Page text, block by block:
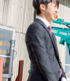
年間休日数
平均残業時
社宅・家賃
出産・育児支
有給休暇が取